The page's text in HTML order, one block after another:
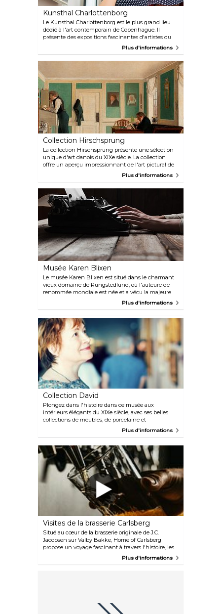
Kunsthal Charlottenborg
Le Kunsthal Charlottenborg est le plus grand lieu
dédié à l'art contemporain de Copenhague. Il
présente des expositions fascinantes d'artistes du
Danemark et du monde entier. Vous pouvez
également faire une pause à l'excellent café qui sert
des plats à l'extérieur en été, ou découvrir la librairie
Motto Charlottenborg. Le Kunsthal Charlottenborg
est situé à Nyhavn, à côté du canal, juste derrière
Kongens Nytorv.
Plus d'informations
Collection Hirschsprung
La collection Hirschsprung présente une sélection
unique d'art danois du XIXe siècle. La collection
offre un aperçu impressionnant de l'art pictural de
cette période, l'un des plus passionnants et
œuvres de maîtres tels que Hammershøi,
Eckersberg, Købke, Ancher et Krøyer. Le musée est
situé dans l'un des plus beaux parcs au centre de
Copenhague, Østre Anlæg.
Plus d'informations
Musée Karen Blixen
Le musée Karen Blixen est situé dans le charmant
vieux domaine de Rungstedlund, où l'auteure de
renommée mondiale est née et a vécu la majeure
partie de sa vie. Découvrez l'atmosphère unique des
dispose également d'un parc, d'un café agréable et
de nombreuses expositions et événements spéciaux
tout au long de l'année.
Plus d'informations
Collection David
Plongez dans l'histoire dans ce musée aux
intérieurs élégants du XIXe siècle, avec ses belles
collections de meubles, de porcelaine et
d'argenterie, ainsi que des œuvres de nombreux
dans le monde entier. Découvrez ensuite un monde
culturel complètement différente grâce à l'une des
plus grandes collections d'art islamique au monde.
Plus d'informations
Visites de la brasserie Carlsberg
Situé au cœur de la brasserie originale de J.C.
Jacobsen sur Valby Bakke, Home of Carlsberg
propose un voyage fascinant à travers l'histoire, les
traditions brassicoles et l'héritage de la famille
Plus d'informations